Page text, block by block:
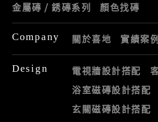
金屬磚 / 銹磚系列
顏色找磚
Company 關於喜地 實績案
Design 電視牆設計搭配
浴室磁磚設計搭配
玄關磁磚設計搭配